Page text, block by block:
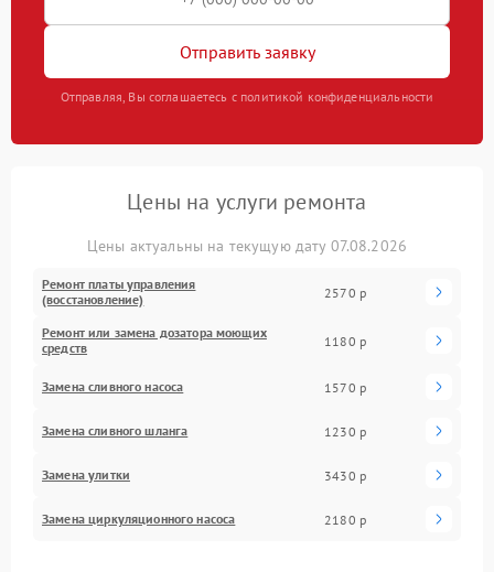
Отправить заявку
Отправляя, Вы соглашаетесь с политикой конфиденциальности
Цены на услуги ремонта
Цены актуальны на текущую дату 07.08.2026
Ремонт платы управления
(восстановление)
2570 р
Ремонт или замена дозатора моющих
средств
1180 р
Замена сливного насоса 1570 р
Замена сливного шланга 1230 р
Замена улитки 3430 р
Замена циркуляционного насоса 2180 р